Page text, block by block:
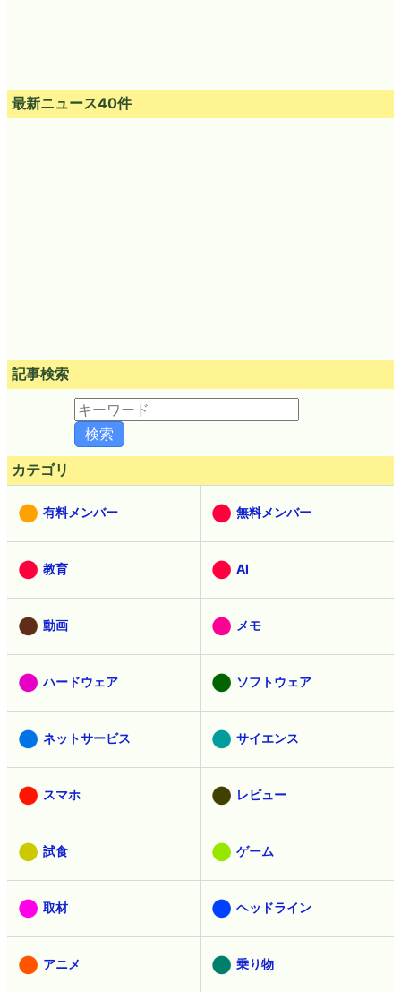
最新ニュース40件
記事検索
カテゴリ
有料メンバー 無料メンバー
教育 AI
動画 メモ
ハードウェア ソフトウェア
ネットサービス サイエンス
スマホ レビュー
試食 ゲーム
取材 ヘッドライン
アニメ 乗り物